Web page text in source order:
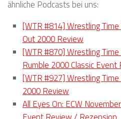
ähnliche Podcasts bei uns:
[WTR #814] Wrestling
Out 2000 Review
[WTR #870] Wrestling
Rumble 2000 Classic Event
[WTR #927] Wrestling Time
2000 Review
All Eyes On: ECW